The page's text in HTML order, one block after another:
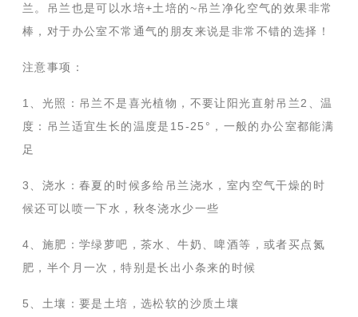
兰。吊兰也是可以水培+土培的~吊兰净化空气的效果非常
棒，对于办公室不常通气的朋友来说是非常不错的选择！
注意事项：
1、光照：吊兰不是喜光植物，不要让阳光直射吊兰2、温
度：吊兰适宜生长的温度是15-25°，一般的办公室都能满
足
3、浇水：春夏的时候多给吊兰浇水，室内空气干燥的时
候还可以喷一下水，秋冬浇水少一些
4、施肥：学绿萝吧，茶水、牛奶、啤酒等，或者买点氮
肥，半个月一次，特别是长出小条来的时候
5、土壤：要是土培，选松软的沙质土壤